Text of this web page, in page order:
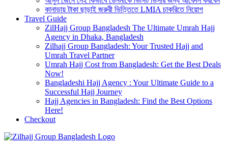
কানাডায় টাকা ছাড়াই জরুরী ভিত্তিতে LMIA চাকরিতে নিয়োগ
Travel Guide
ZilHajj Group Bangladesh The Ultimate Umrah Hajj
Agency in Dhaka, Bangladesh
Zilhajj Group Bangladesh: Your Trusted Hajj and
Umrah Travel Partner
Umrah Hajj Cost from Bangladesh: Get the Best Deals
Now!
Bangladeshi Hajj Agency : Your Ultimate Guide to a
Successful Hajj Journey
Hajj Agencies in Bangladesh: Find the Best Options
Here!
Checkout